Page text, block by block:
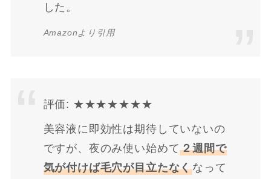
した。
Amazonより引用
評価: ★★★★★★★
美容液に即効性は期待していないの
ですが、夜のみ使い始めて２週間で
気が付けば毛穴が目立たなくなって